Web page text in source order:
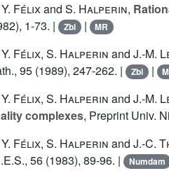
Y. Félixand S. Halperin,
1-73. |
Zbl | MR
Y. Félix, S. Halperin and J.-M.
95 (1989), 247-262. |
Zbl |
Y. Félix, S. Halperin and J.-M.
complexes, Preprint Univ.
Y. Félix, S. Halperin and J.-C.
56 (1983), 89-96. |
Numdam